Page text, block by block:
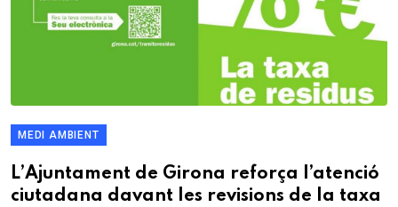
MEDI AMBIENT
L’Ajuntament de Girona reforça l’atenció
ciutadana davant les revisions de la taxa